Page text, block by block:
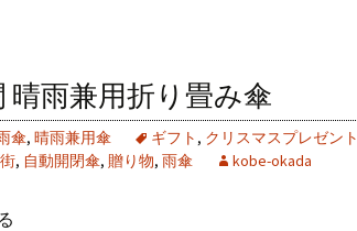
雨兼用折り畳み傘
傘, 晴雨兼用傘 ギフト , クリスマスプレゼント
, 自動開閉傘, 贈り物, 雨傘 kobe-okada